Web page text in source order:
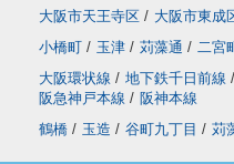
大阪市天王寺区 / 大阪市東成
小橋町 / 玉津 / 苅藻通 / 二宮
大阪環状線 / 地下鉄千日前線 /
阪急神戸本線 / 阪神本線
鶴橋 / 玉造 / 谷町九丁目 / 苅